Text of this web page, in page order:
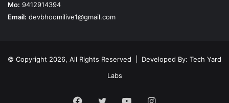
Mo: 9412914394
Email: devbhoomilive1@gmail.com
© Copyright 2026, All Rights Reserved | Developed By: Tech Yard
Labs
Facebook
TwitterYouTubeInstagram